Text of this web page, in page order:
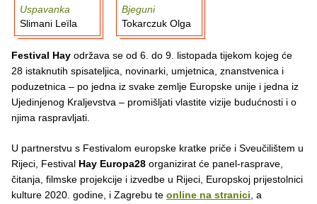
Uspavanka
Slimani Leïla
Bjeguni
Tokarczuk Olga
Festival Hay održava se od 6. do 9. listopada tijekom kojeg će
28 istaknutih spisateljica, novinarki, umjetnica, znanstvenica i
poduzetnica – po jedna iz svake zemlje Europske unije i jedna iz
Ujedinjenog Kraljevstva – promišljati vlastite vizije budućnosti i o
njima raspravljati.
U partnerstvu s Festivalom europske kratke priče i Sveučilištem u
Rijeci, Festival Hay Europa28 organizirat će panel-rasprave,
čitanja, filmske projekcije i izvedbe u Rijeci, Europskoj prijestolnici
kulture 2020. godine, i Zagrebu te online na stranici, a